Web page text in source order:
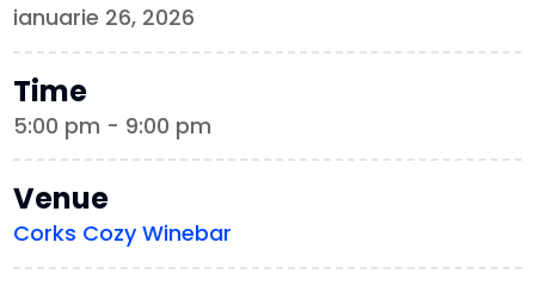
ianuarie 26, 2026
Time
5:00 pm - 9:00 pm
Venue
Corks Cozy Winebar